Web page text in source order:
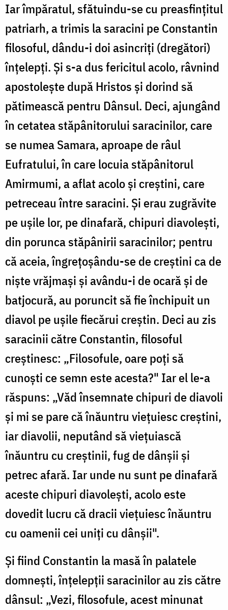
Iar împăratul, sfătuindu-se cu preasfințitul
patriarh, a trimis la saracini pe Constantin
filosoful, dându-i doi asincriți (dregători)
înțelepți. Și s-a dus fericitul acolo, râvnind
apostolește după Hristos și dorind să
pătimească pentru Dânsul. Deci, ajungând
în cetatea stăpânitorului saracinilor, care
se numea Samara, aproape de râul
Eufratului, în care locuia stăpânitorul
Amirmumi, a aflat acolo și creștini, care
petreceau între saracini. Și erau zugrăvite
pe ușile lor, pe dinafară, chipuri diavolești,
din porunca stăpânirii saracinilor; pentru
că aceia, îngrețoșându-se de creștini ca de
niște vrăjmași și avându-i de ocară și de
batjocură, au poruncit să fie închipuit un
diavol pe ușile fiecărui creștin. Deci au zis
saracinii către Constantin, filosoful
creștinesc: „Filosofule, oare poți să
cunoști ce semn este acesta?" Iar el le-a
răspuns: „Văd însemnate chipuri de diavoli
și mi se pare că înăuntru viețuiesc creștini,
iar diavolii, neputând să viețuiască
înăuntru cu creștinii, fug de dânșii și
petrec afară. Iar unde nu sunt pe dinafară
aceste chipuri diavolești, acolo este
dovedit lucru că dracii viețuiesc înăuntru
cu oamenii cei uniți cu dânșii".
Și fiind Constantin la masă în palatele
domnești, înțelepții saracinilor au zis către
dânsul: „Vezi, filosofule, acest minunat